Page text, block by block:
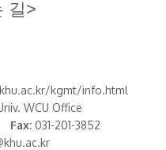
길>
kgmt/info.html
WCU Office
Fax:031-201-3852